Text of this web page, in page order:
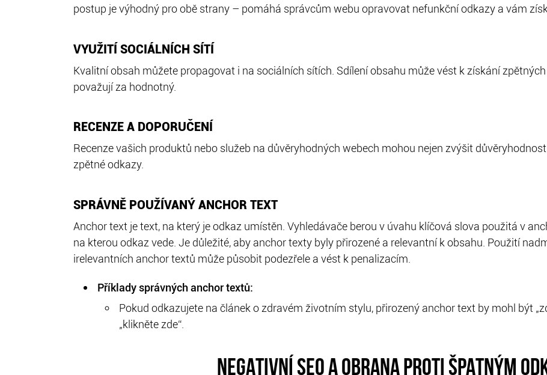
postup je výhodný pro obě strany – pomáhá správcům webu opravovat nefunkční odkazy a vám
VYUŽITÍ SOCIÁLNÍCH SÍTÍ
Kvalitní obsah můžete propagovat i na sociálních sítích. Sdílení obsahu může vést k získání
považují za hodnotný.
RECENZE A DOPORUČENÍ
Recenze vašich produktů nebo služeb na důvěryhodných webech mohou nejen zvýšit
zpětné odkazy.
SPRÁVNĚ POUŽÍVANÝ ANCHOR TEXT
Anchor text je text, na který je odkaz umístěn. Vyhledávače berou v úvahu klíčová slova použitá v
na kterou odkaz vede. Je důležité, aby anchor texty byly přirozené a relevantní k obsahu. Použití
irelevantních anchor textů může působit podezřele a vést k penalizacím.
Příklady správných anchor textů:
Pokud odkazujete na článek o zdravém životním stylu, přirozený anchor text by mohl být
„klikněte zde“.
NEGATIVNÍ SEO A OBRANA PROTI ŠPATNÝM